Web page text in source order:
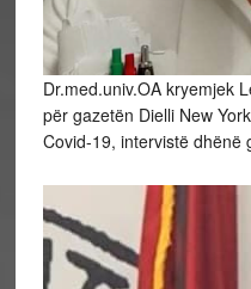
Dr.med.univ.OA kryemjek
për gazetën Dielli New
Covid-19, intervistë dhënë